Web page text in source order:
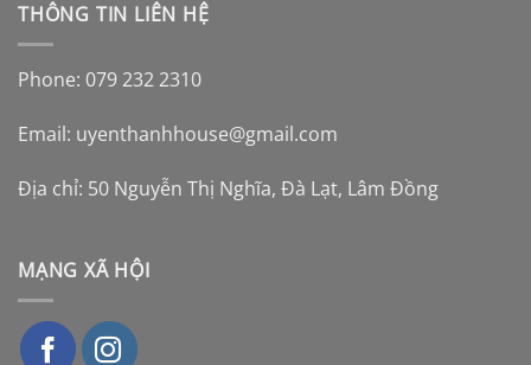
THÔNG TIN LIÊN HỆ
Phone: 079 232 2310
Email: uyenthanhhouse@gmail.com
Địa chỉ: 50 Nguyễn Thị Nghĩa, Đà Lạt, Lâm Đồng
MẠNG XÃ HỘI